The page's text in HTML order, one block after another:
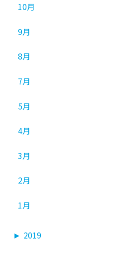
10月
9月
8月
7月
5月
4月
3月
2月
1月
► 2019